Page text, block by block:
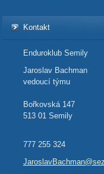
Kontakt
Enduroklub Semily
Jaroslav Bachman
vedoucí týmu
Bořkovská 147
513 01 Semily
777 255 324